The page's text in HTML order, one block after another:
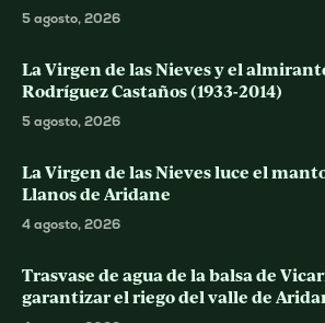
5 agosto, 2026
La Virgen de las Nieves y el
Rodríguez Castaños (1933-2014)
5 agosto, 2026
La Virgen de las Nieves luce el
Llanos de Aridane
4 agosto, 2026
Trasvase de agua de la balsa de
garantizar el riego del valle de